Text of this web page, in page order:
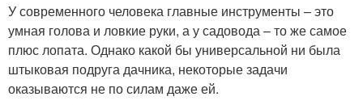
У современного человека главные инструменты – это
умная голова и ловкие руки, а у садовода – то же самое
плюс лопата. Однако какой бы универсальной ни была
штыковая подруга дачника, некоторые задачи
оказываются не по силам даже ей.